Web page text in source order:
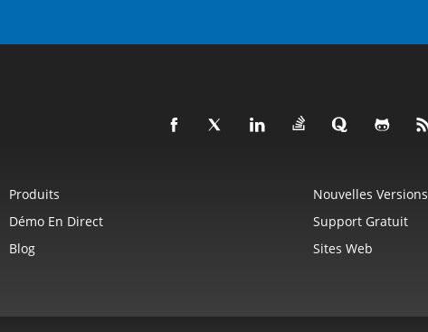
Produits Nouvelles Versions
Démo En Direct Support Gratuit
Blog Sites Web